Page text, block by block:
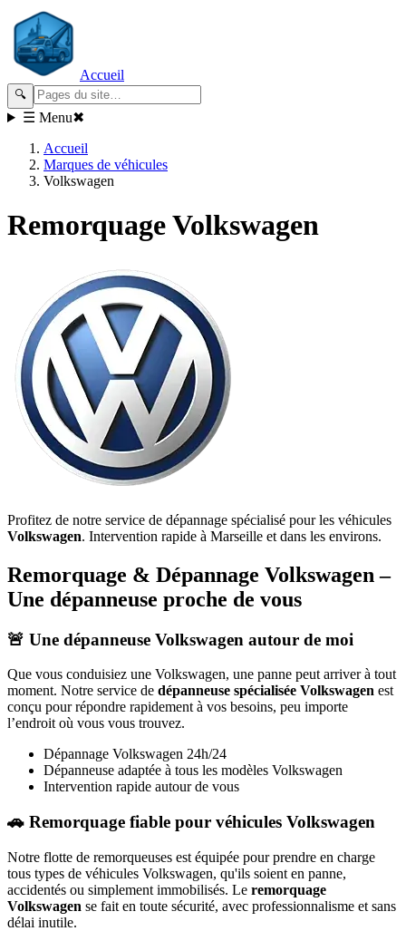
Accueil
🔍
☰ Menu✖
Accueil
Marques de véhicules
Volkswagen
RemorquageVolkswagen
Profitez de notre service de dépannage spécialisé pour les véhicules
Volkswagen. Intervention rapide à Marseille et dans les environs.
Remorquage & Dépannage Volkswagen –
Une dépanneuse proche de vous
🚨 Une dépanneuse Volkswagen autour de moi
Que vous conduisiez une Volkswagen, une panne peut arriver à tout
moment. Notre service de dépanneuse spécialisée Volkswagen est
conçu pour répondre rapidement à vos besoins, peu importe
l’endroit où vous vous trouvez.
Dépannage Volkswagen 24h/24
Dépanneuse adaptée à tous les modèles Volkswagen
Intervention rapide autour de vous
🚗 Remorquage fiable pour véhicules Volkswagen
Notre flotte de remorqueuses est équipée pour prendre en charge
tous types de véhicules Volkswagen, qu'ils soient en panne,
accidentés ou simplement immobilisés. Le remorquage
Volkswagen se fait en toute sécurité, avec professionnalisme et sans
délai inutile.